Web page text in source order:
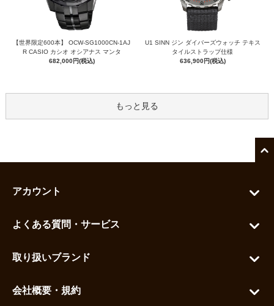
【世界限定600本】 OCW-SG1000CN-1AJ
R CASIO カシオ オシアナス マンタ
682,000円(税込)
U1 SINN ジン ダイバーズウォッチ テキス
タイルストラップ仕様
636,900円(税込)
もっと見る
アカウント
お気に入りを見る
よくある質問・サービス
ご利用ガイド
取り扱いブランド
会社概要・規約